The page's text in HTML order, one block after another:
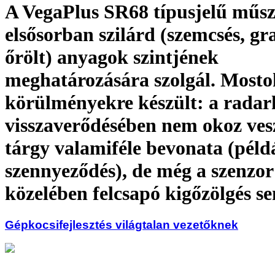
A VegaPlus SR68 típusjelű
elsősorban szilárd (szemcsés,
őrölt) anyagok szintjének
meghatározására szolgál.
körülményekre készült: a
visszaverődésében nem okoz
tárgy valamiféle bevonata
szennyeződés), de még a szenzor
közelében felcsapó kigőzölgés
Gépkocsifejlesztés világtalan vezetőknek